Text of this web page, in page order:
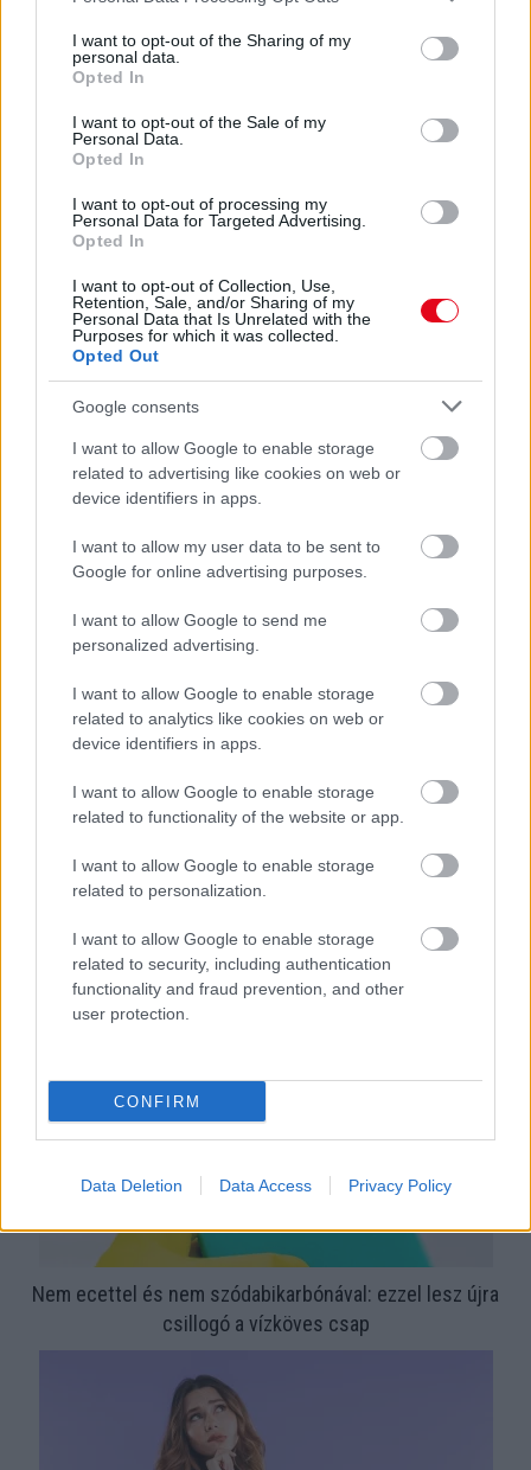
not limited to your visit or usage behaviour. You may click to
grant or deny consent to Google and its third-party tags to
use your data for below specified purposes in below Google
consent section.
I want to opt-out of the Sharing of my
personal data.
Opted In
I want to opt-out of the Sale of my
Personal Data.
Opted In
I want to opt-out of processing my
Personal Data for Targeted Advertising.
Opted In
I want to opt-out of Collection, Use,
Retention, Sale, and/or Sharing of my
Personal Data that Is Unrelated with the
Purposes for which it was collected.
Opted Out
Google consents
I want to allow Google to enable storage
related to advertising like cookies on web or
device identifiers in apps.
I want to allow my user data to be sent to
Google for online advertising purposes.
I want to allow Google to send me
personalized advertising.
I want to allow Google to enable storage
related to analytics like cookies on web or
device identifiers in apps.
I want to allow Google to enable storage
related to functionality of the website or app.
I want to allow Google to enable storage
related to personalization.
I want to allow Google to enable storage
related to security, including authentication
functionality and fraud prevention, and other
user protection.
CONFIRM
Data Deletion Data Access Privacy Policy
07. 31.
HAGYD A SÓT: EGY CSIPET EBBŐL A FŐZŐVÍZBE,
ÉS SOKKAL FINOMABB LESZ A FŐTT KRUMPLI
Titkos hozzávaló
24 ÓRA TOVÁBBI HÍREI
24 óra
Orvos figyelmeztet: ezt az apró reggeli tünetet ne
söpörd a szőnyeg alá
megoldás, mint gondolnád
Nem ecettel és nem szódabikarbónával: ezzel lesz újra
csillogó a vízköves csap